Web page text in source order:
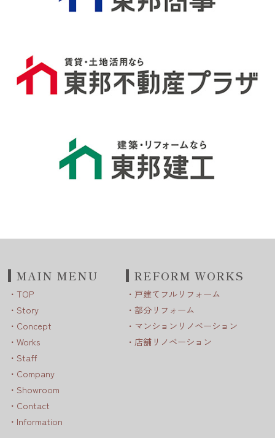
MAIN MENU
TOP
Story
Concept
Works
Staff
Company
Showroom
Contact
Information
REFORM WORKS
戸建てフルリフォーム
部分リフォーム
マンションリノベーション
店舗リノベーション